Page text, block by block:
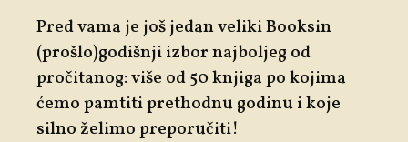
Pred vama je još jedan veliki Booksin
(prošlo)godišnji izbor najboljeg od
pročitanog: više od 50 knjiga po kojima
ćemo pamtiti prethodnu godinu i koje
silno želimo preporučiti!